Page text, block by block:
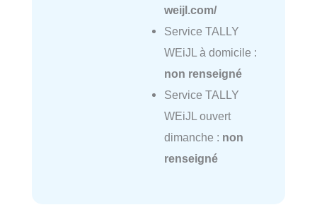
weijl.com/
Service TALLY
WEiJL à domicile :
non renseigné
Service TALLY
WEiJL ouvert
dimanche : non
renseigné